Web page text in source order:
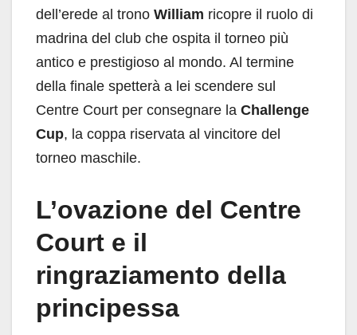
dell’erede al trono William ricopre il ruolo di
madrina del club che ospita il torneo più
antico e prestigioso al mondo. Al termine
della finale spetterà a lei scendere sul
Centre Court per consegnare la Challenge
Cup, la coppa riservata al vincitore del
torneo maschile.
L’ovazione del Centre
Court e il
ringraziamento della
principessa